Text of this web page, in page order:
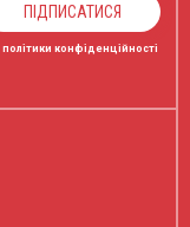
ПІДПИСАТИСЯ
політики конфіденційності